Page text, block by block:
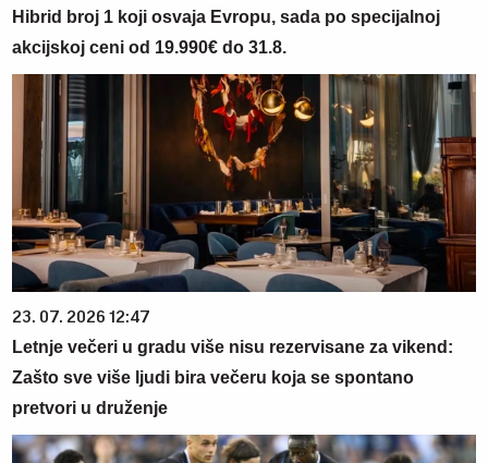
Hibrid broj 1 koji osvaja Evropu, sada po specijalnoj
akcijskoj ceni od 19.990€ do 31.8.
23. 07. 2026 12:47
Letnje večeri u gradu više nisu rezervisane za vikend:
Zašto sve više ljudi bira večeru koja se spontano
pretvori u druženje